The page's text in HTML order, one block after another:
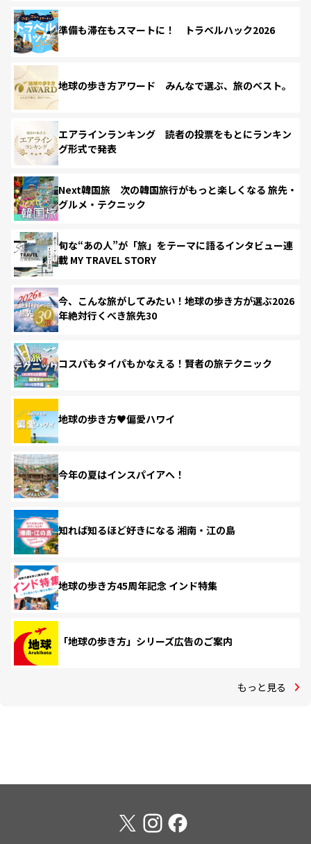
準備も滞在もスマートに！ トラベルハック2026
地球の歩き方アワード みんなで選ぶ、旅のベスト。
エアラインランキング 読者の投票をもとにランキン
グ形式で発表
Next韓国旅 次の韓国旅行がもっと楽しくなる 旅先・
グルメ・テクニック
旬な“あの人”が「旅」をテーマに語るインタビュー連
載 MY TRAVEL STORY
今、こんな旅がしてみたい！地球の歩き方が選ぶ2026
年絶対行くべき旅先30
コスパもタイパもかなえる！賢者の旅テクニック
地球の歩き方♥偏愛ハワイ
今年の夏はインスパイアへ！
知れば知るほど好きになる 湘南・江の島
地球の歩き方45周年記念 インド特集
「地球の歩き方」シリーズ広告のご案内
もっと見る